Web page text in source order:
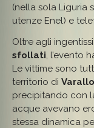
(nella sola Liguria
utenze Enel) e
Oltre agli
sfollati, l’evento
Le vittime sono
territorio di
precipitando con
acque avevano
stessa dinamica